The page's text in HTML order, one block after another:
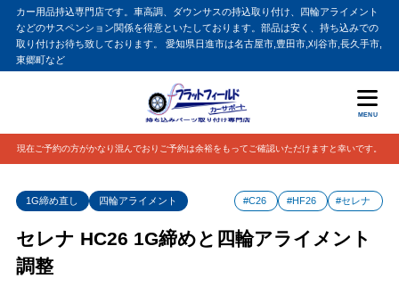
カー用品持込専門店です。車高調、ダウンサスの持込取り付け、四輪アライメント
などのサスペンション関係を得意といたしております。部品は安く、持ち込みでの
取り付けお待ち致しております。 愛知県日進市は名古屋市,豊田市,刈谷市,長久手市,
東郷町など
MENU
現在ご予約の方がかなり混んでおりご予約は余裕をもってご確認いただけますと幸いです。
1G締め直し 四輪アライメント #C26 #HF26 #セレナ
セレナ HC26 1G締めと四輪アライメント
調整